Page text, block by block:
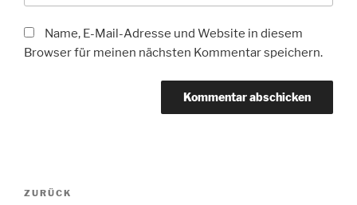
Name, E-Mail-Adresse und Website in diesem
Browser für meinen nächsten Kommentar speichern.
Beitragsnavigation
Vorheriger
ZURÜCK